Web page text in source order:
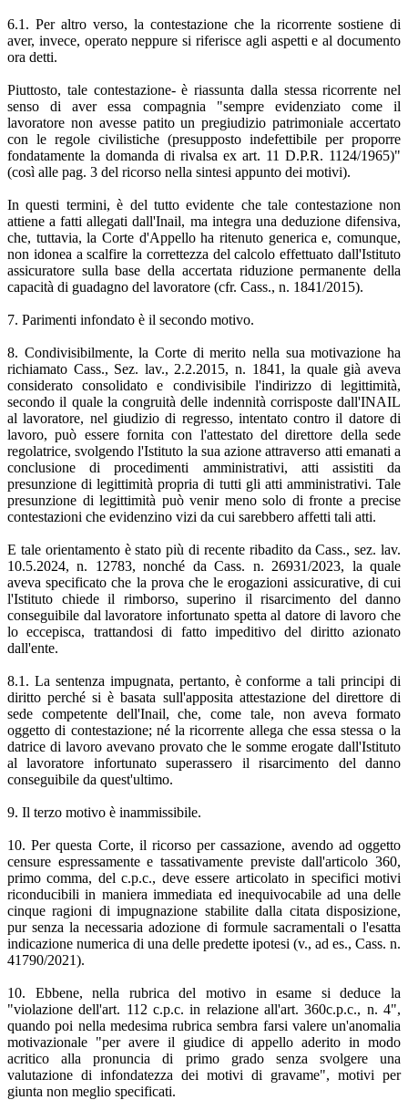
6.1. Per altro verso, la contestazione che la ricorrente sostiene di
aver, invece, operato neppure si riferisce agli aspetti e al documento
ora detti.
Piuttosto, tale contestazione- è riassunta dalla stessa ricorrente nel
senso di aver essa compagnia "sempre evidenziato come il
lavoratore non avesse patito un pregiudizio patrimoniale accertato
con le regole civilistiche (presupposto indefettibile per proporre
fondatamente la domanda di rivalsa ex art. 11 D.P.R. 1124/1965)"
(così alle pag. 3 del ricorso nella sintesi appunto dei motivi).
In questi termini, è del tutto evidente che tale contestazione non
attiene a fatti allegati dall'Inail, ma integra una deduzione difensiva,
che, tuttavia, la Corte d'Appello ha ritenuto generica e, comunque,
non idonea a scalfire la correttezza del calcolo effettuato dall'Istituto
assicuratore sulla base della accertata riduzione permanente della
capacità di guadagno del lavoratore (cfr. Cass., n. 1841/2015).
7. Parimenti infondato è il secondo motivo.
8. Condivisibilmente, la Corte di merito nella sua motivazione ha
richiamato Cass., Sez. lav., 2.2.2015, n. 1841, la quale già aveva
considerato consolidato e condivisibile l'indirizzo di legittimità,
secondo il quale la congruità delle indennità corrisposte dall'INAIL
al lavoratore, nel giudizio di regresso, intentato contro il datore di
lavoro, può essere fornita con l'attestato del direttore della sede
regolatrice, svolgendo l'Istituto la sua azione attraverso atti emanati a
conclusione di procedimenti amministrativi, atti assistiti da
presunzione di legittimità propria di tutti gli atti amministrativi. Tale
presunzione di legittimità può venir meno solo di fronte a precise
contestazioni che evidenzino vizi da cui sarebbero affetti tali atti.
E tale orientamento è stato più di recente ribadito da Cass., sez. lav.
10.5.2024, n. 12783, nonché da Cass. n. 26931/2023, la quale
aveva specificato che la prova che le erogazioni assicurative, di cui
l'Istituto chiede il rimborso, superino il risarcimento del danno
conseguibile dal lavoratore infortunato spetta al datore di lavoro che
lo eccepisca, trattandosi di fatto impeditivo del diritto azionato
dall'ente.
8.1. La sentenza impugnata, pertanto, è conforme a tali principi di
diritto perché si è basata sull'apposita attestazione del direttore di
sede competente dell'Inail, che, come tale, non aveva formato
oggetto di contestazione; né la ricorrente allega che essa stessa o la
datrice di lavoro avevano provato che le somme erogate dall'Istituto
al lavoratore infortunato superassero il risarcimento del danno
conseguibile da quest'ultimo.
9. Il terzo motivo è inammissibile.
10. Per questa Corte, il ricorso per cassazione, avendo ad oggetto
censure espressamente e tassativamente previste dall'articolo 360,
primo comma, del c.p.c., deve essere articolato in specifici motivi
riconducibili in maniera immediata ed inequivocabile ad una delle
cinque ragioni di impugnazione stabilite dalla citata disposizione,
pur senza la necessaria adozione di formule sacramentali o l'esatta
indicazione numerica di una delle predette ipotesi (v., ad es., Cass. n.
41790/2021).
10. Ebbene, nella rubrica del motivo in esame si deduce la
"violazione dell'art. 112 c.p.c. in relazione all'art. 360c.p.c., n. 4",
quando poi nella medesima rubrica sembra farsi valere un'anomalia
motivazionale "per avere il giudice di appello aderito in modo
acritico alla pronuncia di primo grado senza svolgere una
valutazione di infondatezza dei motivi di gravame", motivi per
giunta non meglio specificati.